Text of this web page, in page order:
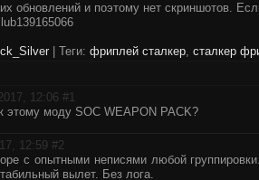
обновлений и поэтому нет скриншотов.
Теги: фриплей сталкер, сталкер
12:06 #1
этому моду SOC WEAPON PACK?
12:59 #2
с опытными неписями любой
вылет. Без лога.